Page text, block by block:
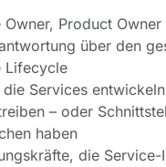
Owner, Product Owner
über den
Lifecycle
die Services
– oder
haben
die